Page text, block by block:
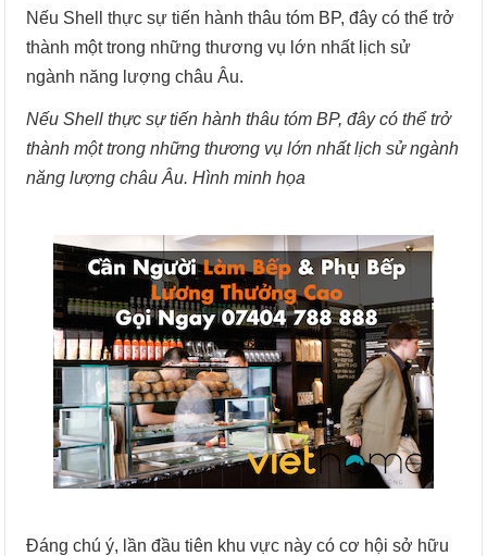
Nếu Shell thực sự tiến hành thâu tóm BP, đây có thể trở
thành một trong những thương vụ lớn nhất lịch sử
ngành năng lượng châu Âu.
Nếu Shell thực sự tiến hành thâu tóm BP, đây có thể trở
thành một trong những thương vụ lớn nhất lịch sử ngành
năng lượng châu Âu. Hình minh họa
Đáng chú ý, lần đầu tiên khu vực này có cơ hội sở hữu